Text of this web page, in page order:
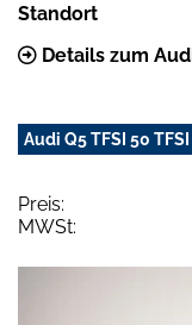
Standort
Details zum
Audi Q5 TFSI 50
Preis:
MWSt: